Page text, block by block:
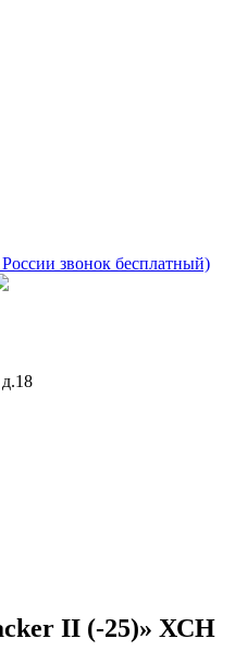
звонок бесплатный)
II (-25)» ХСН